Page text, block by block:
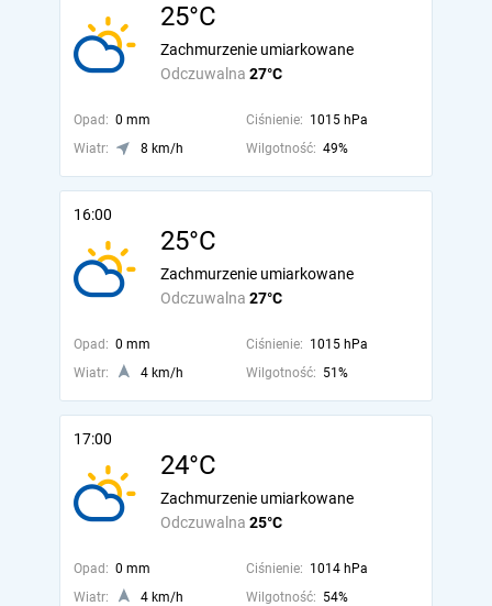
25°C
Odczuwalna 27°C
Zachmurzenie umiarkowane
Opad: 0 mm Ciśnienie: 1015 hPa
Wiatr:
8 km/h Wilgotność: 49%
16:00
25°C
Odczuwalna 27°C
Zachmurzenie umiarkowane
Opad: 0 mm Ciśnienie: 1015 hPa
Wiatr:
4 km/h Wilgotność: 51%
17:00
24°C
Odczuwalna 25°C
Zachmurzenie umiarkowane
Opad: 0 mm Ciśnienie: 1014 hPa
Wiatr:
4 km/h Wilgotność: 54%